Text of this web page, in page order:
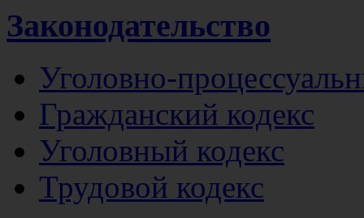
Законодательство
Уголовно-
Гражданский кодекс
Уголовный кодекс
Трудовой кодекс